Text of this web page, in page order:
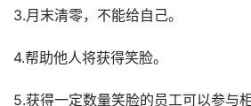
3.月末清零，不能给自己。
4.帮助他人将获得笑脸。
5.获得一定数量笑脸的员工可以参与